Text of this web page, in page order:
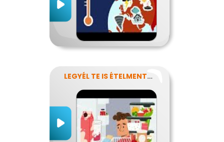
LEGYÉL TE IS ÉTELMENTŐ!